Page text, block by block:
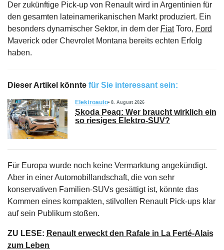
Der zukünftige Pick-up von Renault wird in Argentinien für
den gesamten lateinamerikanischen Markt produziert. Ein
besonders dynamischer Sektor, in dem der FiatToro, Ford
Maverick oder Chevrolet Montana bereits echten Erfolg
haben.
Dieser Artikel könnte für Sie interessant sein:
Elektroauto 8. August 2026
Skoda Peaq: Wer braucht wirklich ein
so riesiges Elektro-SUV?
Für Europa wurde noch keine Vermarktung angekündigt.
Aber in einer Automobillandschaft, die von sehr
konservativen Familien-SUVs gesättigt ist, könnte das
Kommen eines kompakten, stilvollen Renault Pick-ups klar
auf sein Publikum stoßen.
ZU LESE: Renault erweckt den Rafale in La Ferté-Alais
zum Leben